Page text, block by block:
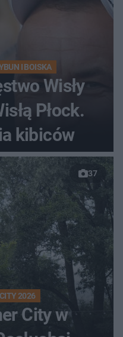
I BOISKA
Wisły
Płock.
kibiców
37
2026
City w